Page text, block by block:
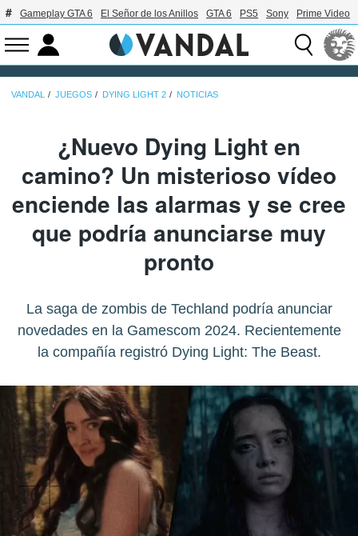
Gameplay GTA 6 El Señor de los Anillos GTA 6 PS5 Sony Prime Video
VANDAL JUEGOS DYING LIGHT 2 NOTICIAS
¿Nuevo Dying Light en
camino? Un misterioso vídeo
enciende las alarmas y se cree
que podría anunciarse muy
pronto
La saga de zombis de Techland podría anunciar
novedades en la Gamescom 2024. Recientemente
la compañía registró Dying Light: The Beast.